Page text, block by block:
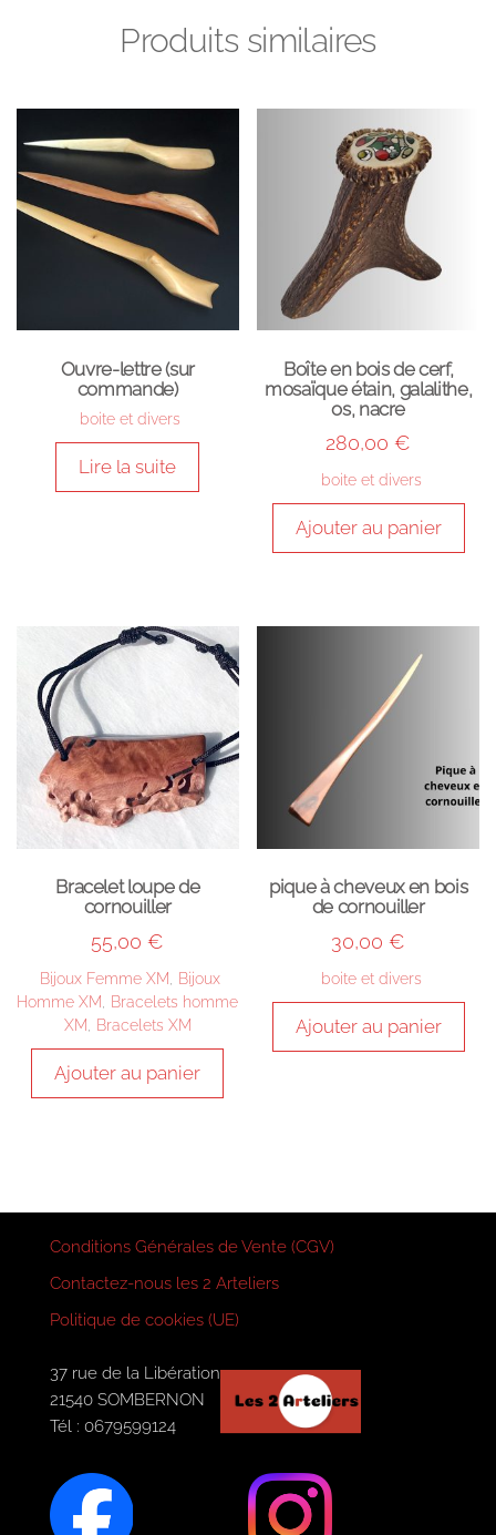
Produits similaires
Ouvre-lettre (sur
commande)
boite et divers
Lire la suite
Boîte en bois de cerf,
mosaïque étain, galalithe,
os, nacre
280,00€
boite et divers
Ajouter au panier
Bracelet loupe de
cornouiller
55,00€
Bijoux Femme XM
Bijoux
Homme XM
Bracelets homme
XM
Bracelets XM
Ajouter au panier
pique à cheveux en bois
de cornouiller
30,00€
boite et divers
Ajouter au panier
Conditions Générales de Vente (CGV)
Contactez-nous les 2 Arteliers
Politique de cookies (UE)
37 rue de la Libération
21540 SOMBERNON
Tél : 0679599124